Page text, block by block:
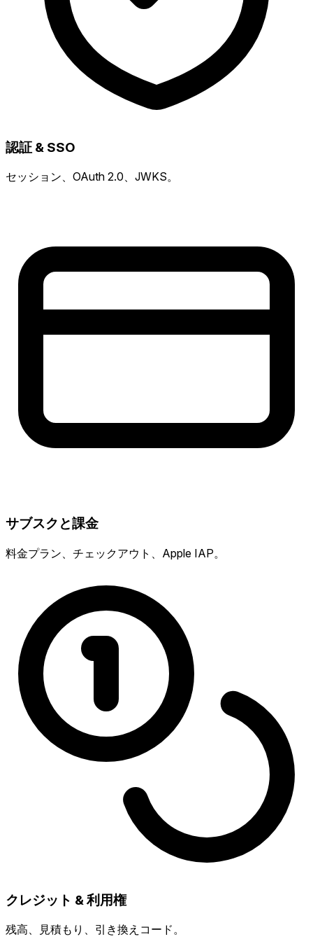
認証 & SSO
セッション、OAuth 2.0、JWKS。
サブスクと課金
料金プラン、チェックアウト、Apple IAP。
クレジット & 利用権
残高、見積もり、引き換えコード。